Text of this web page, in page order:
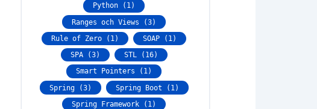
Python (1)
Ranges och Views (3)
Rule of Zero (1)
SOAP (1)
SPA (3)
STL (16)
Smart Pointers (1)
Spring (3)
Spring Boot (1)
Spring Framework (1)